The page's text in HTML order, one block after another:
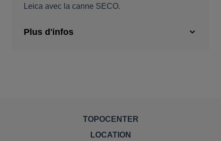
Leica avec la canne SECO.
Plus d'infos
TOPOCENTER
LOCATION